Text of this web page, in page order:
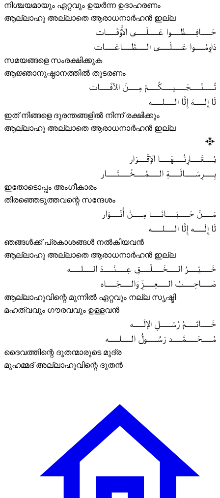
നിശ്ചയമായും ഏറ്റവും ഉയർന്ന ഉദാഹരണം
ആല്ലാഹു അല്ലാതെ ആരാധനാർഹൻ ഇല്ല
حَـــــافِـــــظُـــــوا عَـــــلَـــــى الأَوْقَـــــات
دَاوِمُـــــوا عَـــــلَـــــى الـــــطَّـــــاعَـــــات
സമയങ്ങളെ സംരക്ഷിക്കുക
ആജ്ഞാനുഷ്ഠാനത്തിൽ തുടരണം
تُـــــنْـــــجَـــــيـــــكُـــــمْ مِـــــنَ الآفَـــــات
لَا إِلـــــهَ إِلَّا الـــــلـــــه
ഇത് നിങ്ങളെ ദുരന്തങ്ങളിൽ നിന്ന് രക്ഷിക്കും
ആല്ലാഹു അല്ലാതെ ആരാധനാർഹൻ ഇല്ല
يُـــــقَـــــارِنُـــــهَـــــا الإقْـــــرَار
بِـــــرِسَـــــالَـــــةِ الـــــمُـــــخْـــــتَـــــار
ഇതോടൊപ്പം അംഗീകാരം
തിരഞ്ഞെടുത്തവന്റെ സന്ദേശം
مَـــــنْ حَـــــبَـــــانَـــــا مِـــــنْ أَنْـــــوَار
لَا إِلَـــــه إِلَّا الـــــلـــــه
ഞങ്ങൾക്ക് പ്രകാശങ്ങൾ നൽകിയവൻ
ആല്ലാഹു അല്ലാതെ ആരാധനാർഹൻ ഇല്ല
خَـــــيْـــــرُ الـــــخَـــــلْـــــقِ عِـــــنْـــــدَ الـــــلـــــه
صَـــــاحِـــــبُ الـــــعِـــــزِّ وَالـــــجَـــــاه
ആല്ലാഹുവിന്റെ മുന്നിൽ ഏറ്റവും നല്ല സൃഷ്ടി
മഹത്വവും ഗൗരവവും ഉള്ളവൻ
خَـــــاتَـــــمُ رُسْـــــلِ الإلَـــــه
مُـــــحَـــــمَّـــــد رَسُـــــولُ الـــــلـــــه
ദൈവത്തിന്റെ ദൂതന്മാരുടെ മുദ്ര
മുഹമ്മദ് അല്ലാഹുവിന്റെ ദൂതൻ